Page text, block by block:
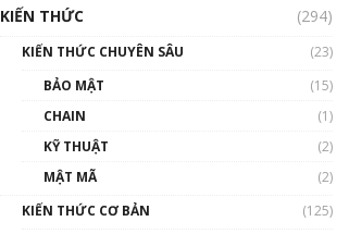
nhân vật ảnh hưởng nhất
hệ sinh thái tiền mã hoá |
Blockchain
KIẾN THỨC
(294)
KIẾN THỨC CHUYÊN SÂU
(23)
BẢO MẬT
(15)
CHAIN
(1)
KỸ THUẬT
(2)
MẬT MÃ
(2)
KIẾN THỨC CƠ BẢN
(125)